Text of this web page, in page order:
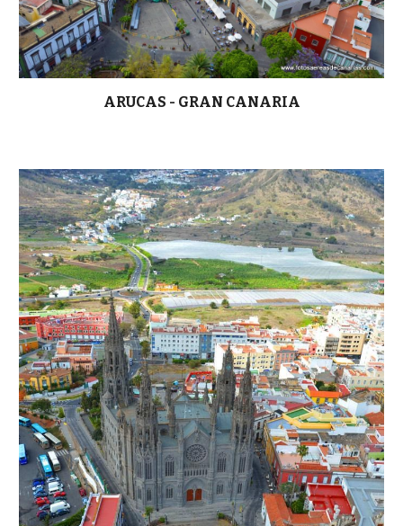
ARUCAS - GRAN CANARIA